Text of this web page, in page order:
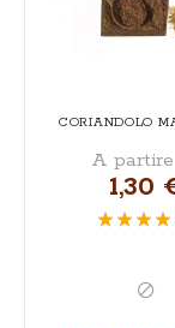
CORIANDOLO
A
1,30